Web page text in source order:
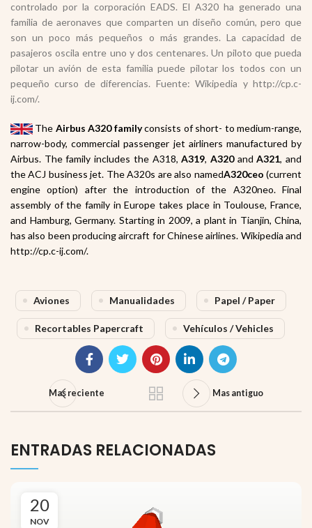
controlado por la corporación EADS. El A320 ha generado una
familia de aeronaves que comparten un diseño común, pero que
son un poco más pequeños o más grandes. La capacidad de
pasajeros oscila entre uno y dos centenares. Un piloto que pueda
pilotar un avión de esta familia puede pilotar los todos con un
pequeño curso de diferencias. Fuente: Wikipedia y http://cp.c-
ij.com/.
The Airbus A320 familyconsists of short- to medium-range,
narrow-body, commercial passenger jet airliners manufactured by
Airbus. The family includes the A318,A319, A320andA321, and
the ACJ business jet. The A320s are also namedA320ceo (current
engine option) after the introduction of the A320neo.Final
assembly of the family in Europe takes place in Toulouse, France,
and Hamburg, Germany. Starting in 2009, a plant in Tianjin, China,
has also been producing aircraft for Chinese airlines. Wikipedia and
http://cp.c-ij.com/.
Aviones Manualidades Papel / Paper
Recortables Papercraft Vehículos / Vehicles
Mas reciente Mas antiguo
ENTRADAS RELACIONADAS
20
NOV